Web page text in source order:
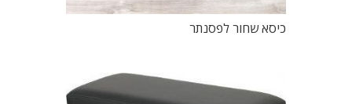
כיסא שחור לפסנתר